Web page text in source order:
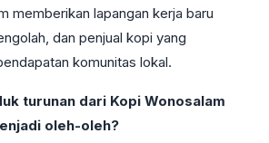
memberikan lapangan kerja baru
dan penjual kopi yang
komunitas lokal.
turunan dari Kopi Wonosalam
oleh-oleh?